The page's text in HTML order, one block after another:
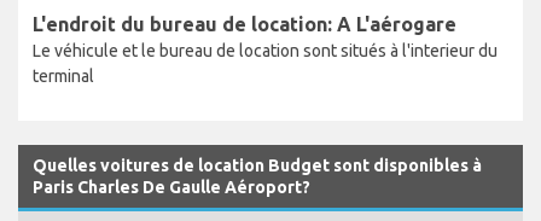
L'endroit du bureau de location: A L'aérogare
Le véhicule et le bureau de location sont situés à l'interieur du
terminal
Quelles voitures de location Budget sont disponibles à
Paris Charles De Gaulle Aéroport?